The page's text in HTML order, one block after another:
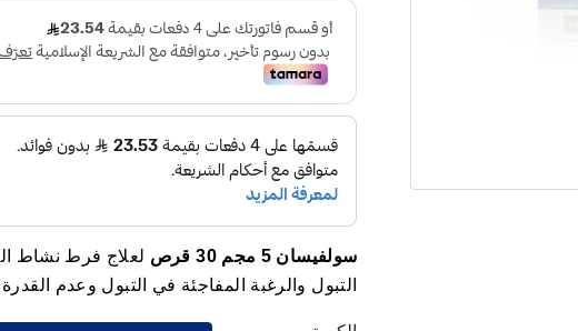
سولفيسان 5 مجم 30 قرص
لعلاج فرط نشاط
التبول والرغبة المفاجئة في التبول وعدم